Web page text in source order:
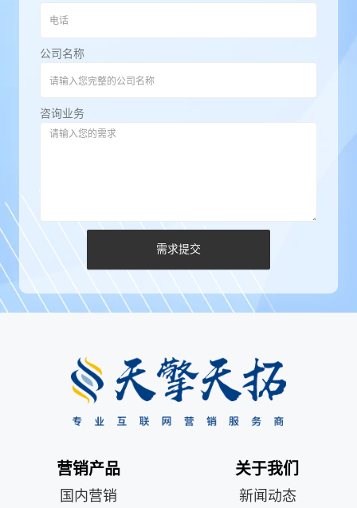
公司名称
咨询业务
需求提交
营销产品
国内营销
关于我们
新闻动态